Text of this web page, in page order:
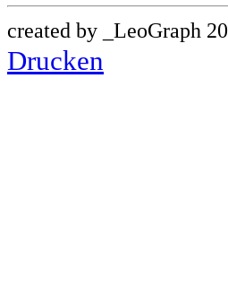
created by _LeoGraph
Drucken